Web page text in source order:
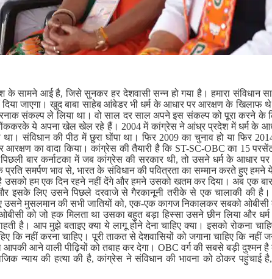
सामने आई है, जिसे सुनकर हर देशवासी सन्न हो गया है। हमारा संविधान
दिया जाएगा। खुद बाबा साहेब आंबेडर भी धर्म के आधार पर आरक्षण के
संकल्प ले लिया था। वो साल दर साल अपने इस संकल्प को पूरा करने के
ये अपना खेल खेल रहे हैं। 2004 में कांग्रेस ने आंध्र प्रदेश में धर्म के
संविधान की पीठ में छुरा घोंपा था। फिर 2009 का चुनाव हो या फिर
आरक्षण का वादा किया। कांग्रेस की तैयारी है कि ST-SC-OBC का 15
बार कर्नाटका में जब कांग्रेस की सरकार थी, तो उसने धर्म के आधार पर
समर्पण भाव से, भारत के संविधान की पवित्रता का सम्मान करते हुए
हम एक दिन रहने नहीं देंगे और हमने उसको खतम कर दिया। अब एक बार
इसके लिए उसने पिछले दरवाजे से गैरकानूनी तरीके से एक चालाकी की
मुसलमान की सभी जातियों को, एक-एक कागज निकालकर सबको ओबीसी
को जो हक मिलता था उसका बहुत बड़ा हिस्सा उसने छीन लिया और
है। आप मुझे बताइए क्या ये लागू होने देना चाहिए क्या। इसको रोकना
कि नहीं करना चाहिए। पूरी ताकत से देशवासियों को जगाना चाहिए कि नहीं
आने वाली पीढ़ियों को तबाह कर देगा। OBC वर्ग की सबसे बड़ी दुश्मन
न्याय की हत्या की है, कांग्रेस ने संविधान की भावना को ठोकर पहुंचाई